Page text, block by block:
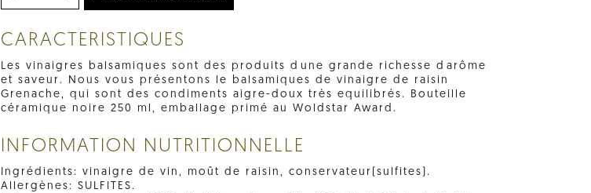
CARACTERISTIQUES
Les vinaigres balsamiques sont des produits dune grande richesse darôme
et saveur. Nous vous présentons le balsamiques de vinaigre de raisin
Grenache, qui sont des condiments aigre-doux très equilibrés. Bouteille
céramique noire 250 ml, emballage primé au Woldstar Award.
INFORMATION NUTRITIONNELLE
Ingrédients: vinaigre de vin, moût de raisin, conservateur(sulfites).
Allergènes: SULFITES.